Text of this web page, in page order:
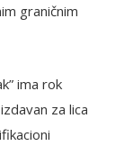
graničnim
ima rok
za lica